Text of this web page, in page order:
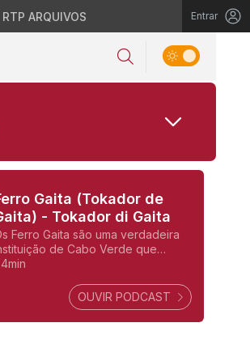
RTP ARQUIVOS Entrar
Gaita (Tokador de
- Tokador di Gaita
Ferro Gaita são uma verdadeira
de Cabo Verde que
o sabor das ilhas no circuito
/ 4min
OUVIR PODCAST